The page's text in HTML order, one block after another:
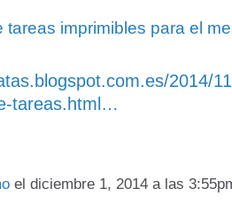
tareas imprimibles para el
2014/
tareas.html…
el diciembre 1, 2014 a las